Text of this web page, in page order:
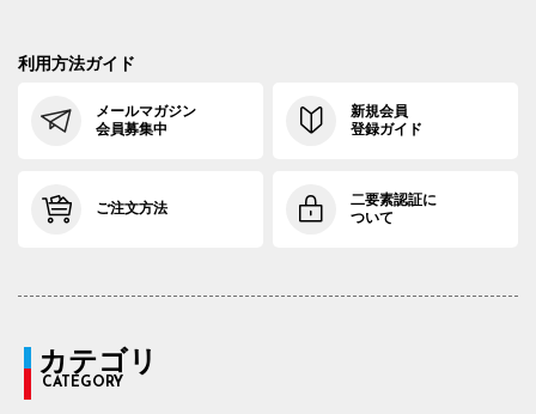
利用方法ガイド
メールマガジン
会員募集中
新規会員
登録ガイド
ご注文方法
二要素認証に
ついて
カテゴリ
CATEGORY